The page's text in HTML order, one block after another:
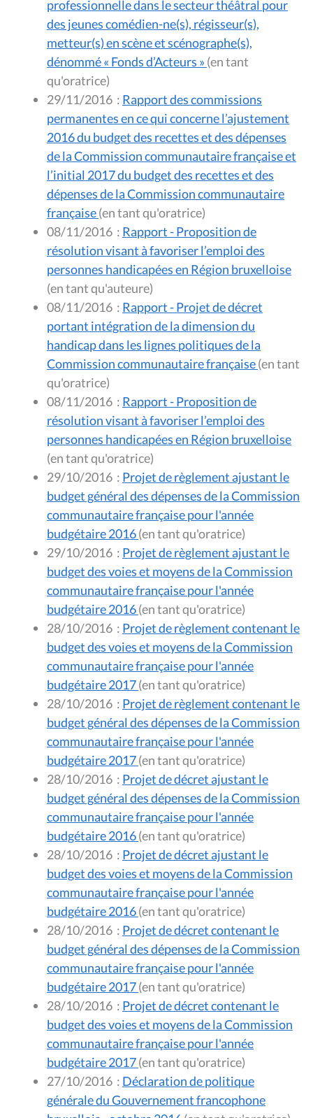
professionnelle dans le secteur théâtral pour
des jeunes comédien-ne(s), régisseur(s),
metteur(s) en scène et scénographe(s),
dénommé « Fonds d’Acteurs » (en tant
qu'oratrice)
29/11/2016 : Rapport des commissions
permanentes en ce qui concerne l’ajustement
2016 du budget des recettes et des dépenses
de la Commission communautaire française et
l’initial 2017 du budget des recettes et des
dépenses de la Commission communautaire
française
(en tant qu'oratrice)
08/11/2016 : Rapport - Proposition de
résolution visant à favoriser l’emploi des
personnes handicapées en Région bruxelloise
(en tant qu'auteure)
08/11/2016 : Rapport - Projet de décret
portant intégration de la dimension du
handicap dans les lignes politiques de la
Commission communautaire française(en tant
qu'oratrice)
08/11/2016 : Rapport - Proposition de
résolution visant à favoriser l’emploi des
personnes handicapées en Région bruxelloise
(en tant qu'oratrice)
29/10/2016 : Projet de règlement ajustant le
budget général des dépenses de la Commission
communautaire française pour l'année
budgétaire 2016
(en tant qu'oratrice)
29/10/2016 : Projet de règlement ajustant le
budget des voies et moyens de la Commission
communautaire française pour l'année
budgétaire 2016
(en tant qu'oratrice)
28/10/2016 : Projet de règlement contenant le
budget des voies et moyens de la Commission
communautaire française pour l'année
budgétaire 2017
(en tant qu'oratrice)
28/10/2016 : Projet de règlement contenant le
budget général des dépenses de la Commission
communautaire française pour l'année
budgétaire 2017
(en tant qu'oratrice)
28/10/2016 : Projet de décret ajustant le
budget général des dépenses de la Commission
communautaire française pour l'année
budgétaire 2016
(en tant qu'oratrice)
28/10/2016 : Projet de décret ajustant le
budget des voies et moyens de la Commission
communautaire française pour l'année
budgétaire 2016
(en tant qu'oratrice)
28/10/2016 : Projet de décret contenant le
budget général des dépenses de la Commission
communautaire française pour l'année
budgétaire 2017
(en tant qu'oratrice)
28/10/2016 : Projet de décret contenant le
budget des voies et moyens de la Commission
communautaire française pour l'année
budgétaire 2017
(en tant qu'oratrice)
27/10/2016 : Déclaration de politique
générale du Gouvernement francophone